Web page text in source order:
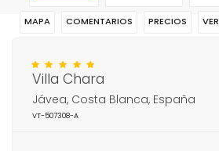
MAPA COMENTARIOS PRECIOS
Villa Chara
Jávea, Costa Blanca, España
VT-507308-A